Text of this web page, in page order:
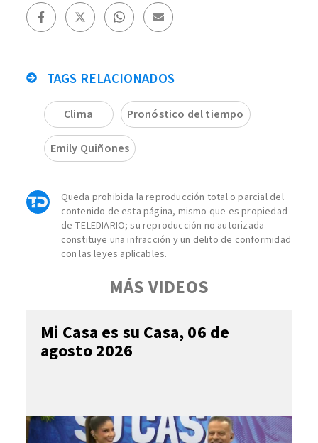
TAGS RELACIONADOS
Clima Pronóstico del tiempo
Emily Quiñones
Queda prohibida la reproducción total o parcial del
contenido de esta página, mismo que es propiedad
de TELEDIARIO; su reproducción no autorizada
constituye una infracción y un delito de conformidad
con las leyes aplicables.
MÁS VIDEOS
Mi Casa es su Casa, 06 de
agosto 2026